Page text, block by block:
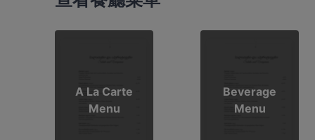
A La Carte
Menu
Beverage
Menu